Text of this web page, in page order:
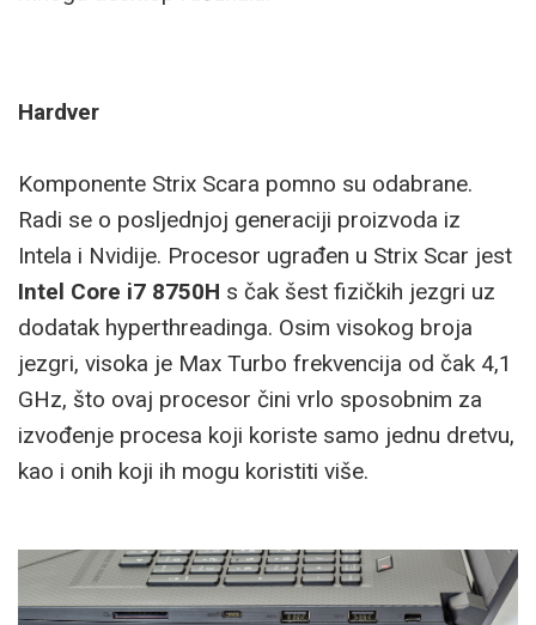
Hardver
Komponente Strix Scara pomno su odabrane.
Radi se o posljednjoj generaciji proizvoda iz
Intela i Nvidije. Procesor ugrađen u Strix Scar jest
Intel Core i7 8750H s čak šest fizičkih jezgri uz
dodatak hyperthreadinga. Osim visokog broja
jezgri, visoka je Max Turbo frekvencija od čak 4,1
GHz, što ovaj procesor čini vrlo sposobnim za
izvođenje procesa koji koriste samo jednu dretvu,
kao i onih koji ih mogu koristiti više.